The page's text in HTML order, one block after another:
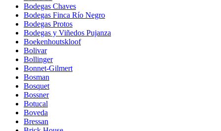
Bodegas Chaves
Bodegas Finca Río Negro
Bodegas Protos
Bodegas y Viñedos Pujanza
Boekenhoutskloof
Bolivar
Bollinger
Bonnet-Gilmert
Bosman
Bosquet
Bossner
Botucal
Boveda
Bressan